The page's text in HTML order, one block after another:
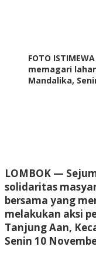
FOTO
memagari
Mandalika,
LOMBOK —
solidaritas
bersama yang
melakukan aksi
Tanjung Aan,
Senin 10